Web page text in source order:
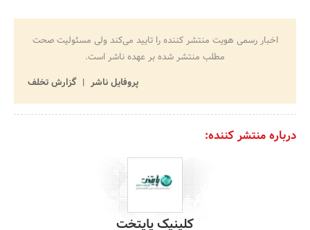
اخبار رسمی هویت منتشر کننده را تایید می‌کند ولی مسئولیت صحت
مطلب منتشر شده بر عهده ناشر است.
پروفایل ناشر
گزارش تخلف
درباره منتشر کننده:
کلینیک پایتخت